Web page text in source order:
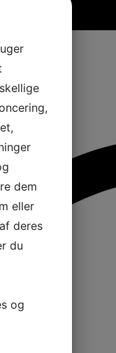
dem
eller
deres
du
og